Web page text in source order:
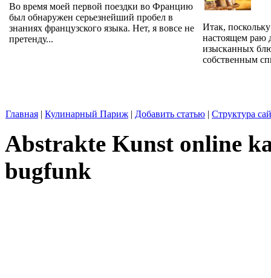
Во время моей первой поездки во Францию
был обнаружен серьезнейший пробел в
знаниях французского языка. Нет, я вовсе не
претенду...
Итак,
настоящем раю
изысканных
собственным
Главная | Кулинарный Париж | Добавить статью | Структура
Abstrakte Kunst online
bugfunk